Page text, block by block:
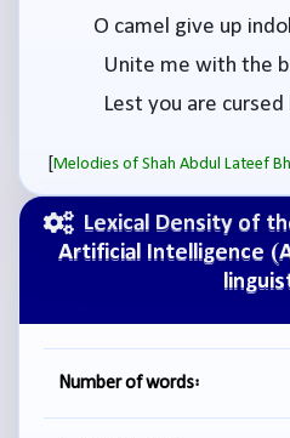
Lexical Density of
Artificial Intelligence
Number of words:
O camel give up
Unite me with the
Lest you are
[Melodies of Shah Abdul Lateef